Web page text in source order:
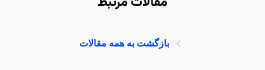
بازگشت به همه مقالات